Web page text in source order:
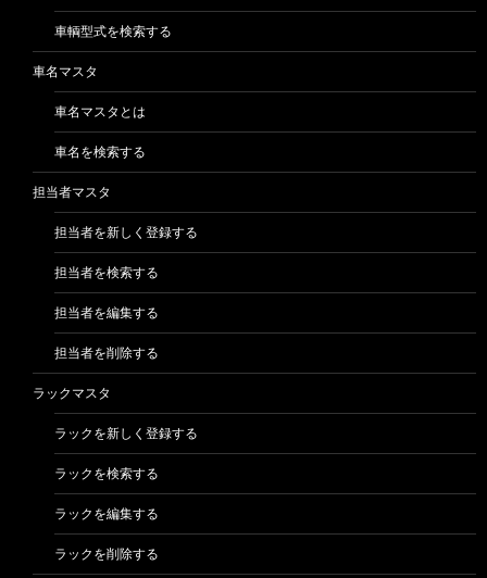
車輌型式を検索する
車名マスタ
車名マスタとは
車名を検索する
担当者マスタ
担当者を新しく登録する
担当者を検索する
担当者を編集する
担当者を削除する
ラックマスタ
ラックを新しく登録する
ラックを検索する
ラックを編集する
ラックを削除する